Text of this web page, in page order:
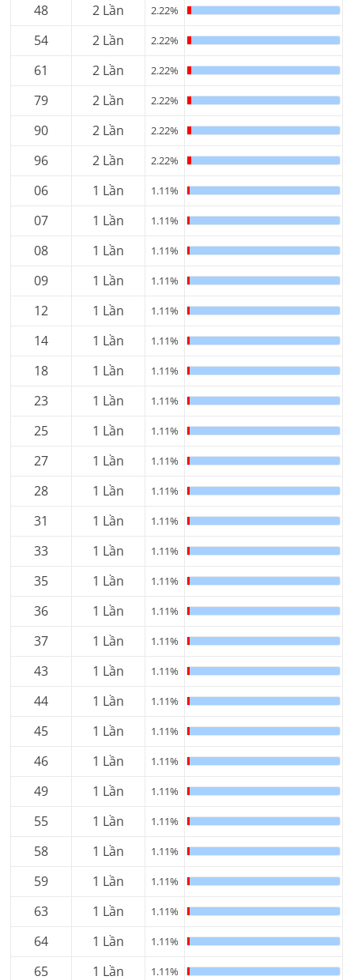
48 2 Lần 2.22%
54 2 Lần 2.22%
61 2 Lần 2.22%
79 2 Lần 2.22%
90 2 Lần 2.22%
96 2 Lần 2.22%
06 1 Lần 1.11%
07 1 Lần 1.11%
08 1 Lần 1.11%
09 1 Lần 1.11%
12 1 Lần 1.11%
14 1 Lần 1.11%
18 1 Lần 1.11%
23 1 Lần 1.11%
25 1 Lần 1.11%
27 1 Lần 1.11%
28 1 Lần 1.11%
31 1 Lần 1.11%
33 1 Lần 1.11%
35 1 Lần 1.11%
36 1 Lần 1.11%
37 1 Lần 1.11%
43 1 Lần 1.11%
44 1 Lần 1.11%
45 1 Lần 1.11%
46 1 Lần 1.11%
49 1 Lần 1.11%
55 1 Lần 1.11%
58 1 Lần 1.11%
59 1 Lần 1.11%
63 1 Lần 1.11%
64 1 Lần 1.11%
65 1 Lần 1.11%